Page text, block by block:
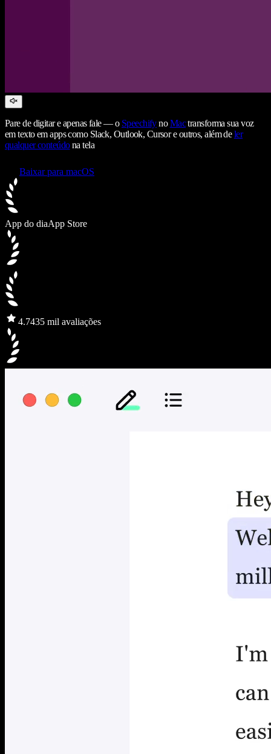
Pare de digitar e apenas fale — o SpeechifynoMactransforma sua voz
em texto em apps como Slack, Outlook, Cursor e outros, além deler
qualquer conteúdona tela
Baixar para macOS
App do diaApp Store
4.7435 mil avaliações